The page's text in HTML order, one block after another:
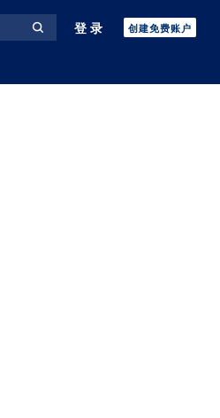
登录 创建免费账户